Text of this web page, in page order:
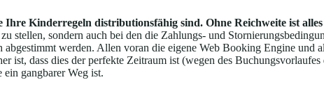
Ihre Kinderregeln distributionsfähig sind. Ohne Reichweite ist
stellen, sondern auch bei den die Zahlungs- und
werden. Allen voran die eigene Web Booking Engine und
ist, dass dies der perfekte Zeitraum ist (wegen des
gangbarer Weg ist.